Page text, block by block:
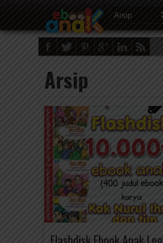
Arsip